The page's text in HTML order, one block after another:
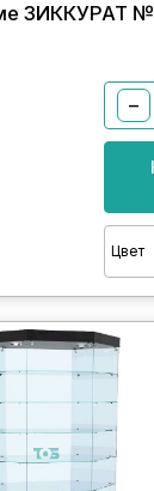
ЗИККУРАТ
−
Цвет